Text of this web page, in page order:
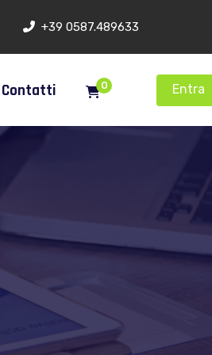
+39 0587.489633
Contatti 0 Entra